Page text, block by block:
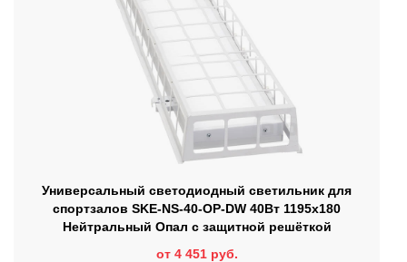
Универсальный светодиодный светильник для
спортзалов SKE-NS-40-OP-DW 40Вт 1195х180
Нейтральный Опал с защитной решёткой
от 4 451 руб.